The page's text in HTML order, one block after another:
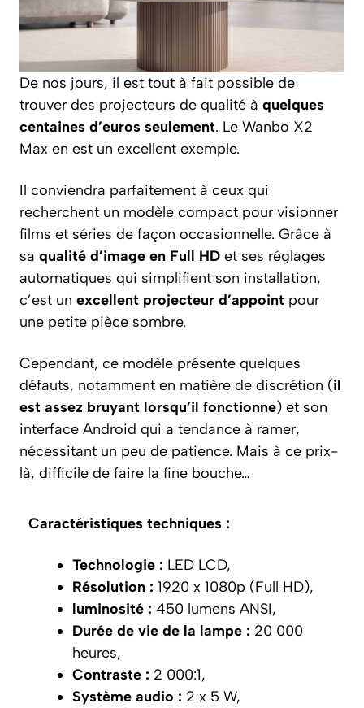
De nos jours, il est tout à fait possible de
trouver des projecteurs de qualité à quelques
centaines d’euros seulement. Le Wanbo X2
Max en est un excellent exemple.
Il conviendra parfaitement à ceux qui
recherchent un modèle compact pour visionner
films et séries de façon occasionnelle. Grâce à
sa qualité d’image en Full HD et ses réglages
automatiques qui simplifient son installation,
c’est un excellent projecteur d’appoint pour
une petite pièce sombre.
Cependant, ce modèle présente quelques
défauts, notamment en matière de discrétion (il
est assez bruyant lorsqu’il fonctionne) et son
interface Android qui a tendance à ramer,
nécessitant un peu de patience. Mais à ce prix-
là, difficile de faire la fine bouche…
Caractéristiques techniques :
Technologie : LED LCD,
Résolution : 1920 x 1080p (Full HD),
luminosité : 450 lumens ANSI,
Durée de vie de la lampe : 20 000
heures,
Contraste : 2 000:1,
Système audio : 2 x 5 W,